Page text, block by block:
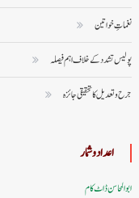
نغماتِ خواتین
پولیس تشدد کے خلاف اہم فیصلہ
جرح و تعدیل کا تحقیقی جائزہ
اعداد وشمار
ابوالمحاسن ڈاٹ کام